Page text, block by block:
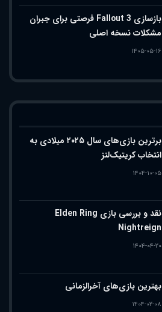
بازسازی Fallout 3 فرصتی برای جبران
مشکلات نسخه اصلی
۱۴۰۵-۰۵-۱۶
برترین بازی‌های سال ۲۰۲۵ میلادی به
انتخاب کریتیک‌لنز
۱۴۰۴-۱۰-۰۵
نقد و بررسی بازی Elden Ring
Nightreign
۱۴۰۴-۰۴-۲۰
بهترین بازی‌های آخرالزمانی
۱۴۰۴-۰۲-۰۸